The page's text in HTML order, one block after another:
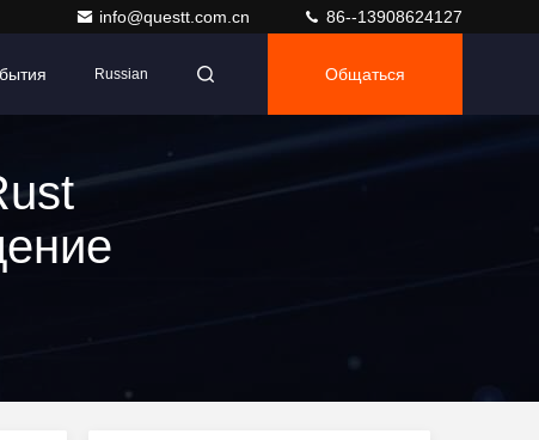
info@questt.com.cn 86--13908624127
Russian Общаться